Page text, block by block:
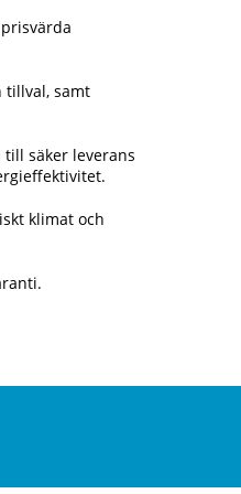
tillval, samt
säker leverans
klimat och